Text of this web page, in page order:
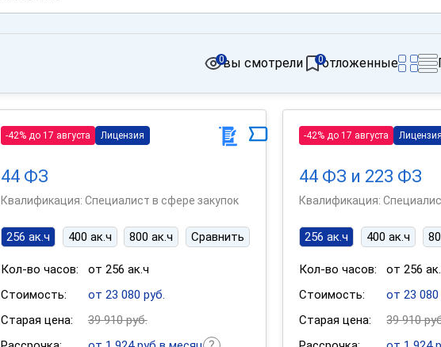
вы смотрели
0 отложенные
0
-42% до 17 августа Лицензия
44 ФЗ
Квалификация: Специалист в сфере закупок
256 ак.ч 400 ак.ч 800 ак.ч Сравнить
Кол-во часов:
от 256 ак.ч
Стоимость:
от 23 080 руб.
Старая цена:
39 910 руб.
-42% до 17 августа Лицензия
44 ФЗ и 223 ФЗ
Квалификация:
256 ак.ч 400 ак.ч
Кол-во часов:
от 256
Стоимость:
от 23 080
Старая цена:
39 910